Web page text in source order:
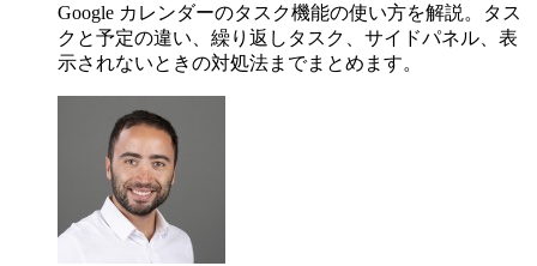
Google カレンダーのタスク機能の使い方を解説。タス
クと予定の違い、繰り返しタスク、サイドパネル、表
示されないときの対処法までまとめます。